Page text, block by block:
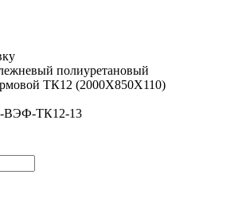
полиуретановый
ТК12 (2000Х850Х110)
ТК12-13